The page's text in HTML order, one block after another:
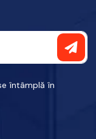
întâmplă în